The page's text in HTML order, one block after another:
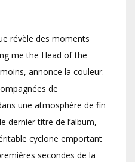
révèle des moments
me the Head of the
annonce la couleur.
de
une atmosphère de fin
dernier titre de l’album,
cyclone emportant
secondes de la